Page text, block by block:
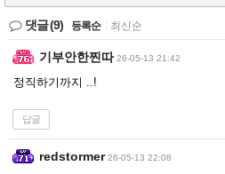
댓글(9) 등록순 최신순
기부안한찐따 26-05-13 21:42
정직하기까지 ..!
답글
redstormer 26-05-13 22:08